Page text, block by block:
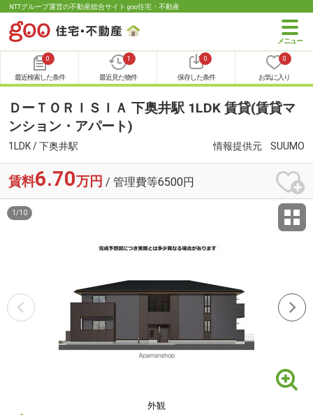
NTTグループ運営の不動産総合サイト goo住宅・不動産
0
最近検索した条件
1
最近見た物件
0
保存した条件
0
お気に入り
ＤーＴＯＲＩＳＩＡ 下奥井駅 1LDK 賃貸(賃貸マ
ンション・アパート)
1LDK / 下奥井駅 情報提供元 SUUMO
賃料6.70万円 / 管理費等6500円
外観
1 /10